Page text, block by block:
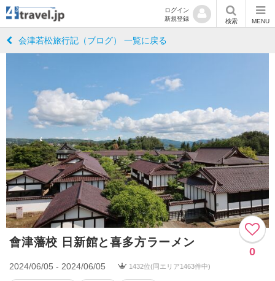
ログイン
新規登録
検索 MENU
会津若松旅行記（ブログ） 一覧に戻る
會津藩校 日新館と喜多方ラーメン
0
2024/06/05 - 2024/06/05 1432位(同エリア1463件中)